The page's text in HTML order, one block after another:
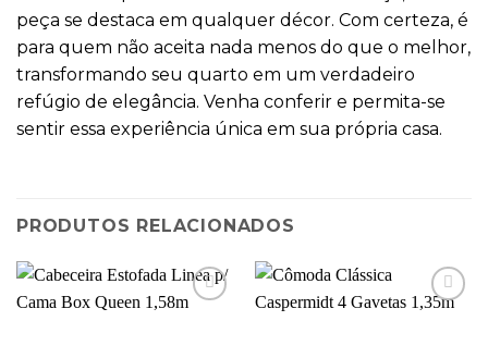
peça se destaca em qualquer décor. Com certeza, é
para quem não aceita nada menos do que o melhor,
transformando seu quarto em um verdadeiro
refúgio de elegância. Venha conferir e permita-se
sentir essa experiência única em sua própria casa.
PRODUTOS RELACIONADOS